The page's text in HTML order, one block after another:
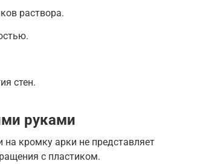
раствора.
стен.
руками
на кромку арки не представляет
с пластиком.